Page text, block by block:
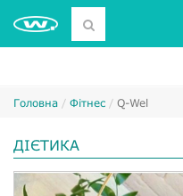
Головна Фітнес Q-Wel
ДІЄТИКА